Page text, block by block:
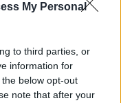
My Personal
to third parties, or
information for
below opt-out
note that after your